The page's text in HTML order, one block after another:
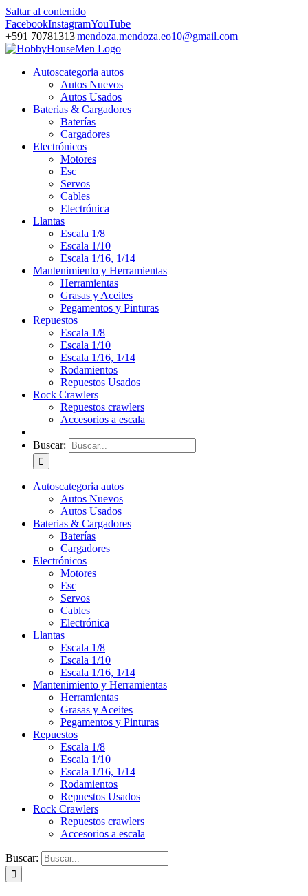
Saltar al contenido
FacebookInstagramYouTube
+591 70781313|mendoza.mendoza.eo10@gmail.com
Autoscategoria autos
Autos Nuevos
Autos Usados
Baterias & Cargadores
Baterías
Cargadores
Electrónicos
Motores
Esc
Servos
Cables
Electrónica
Llantas
Escala 1/8
Escala 1/10
Escala 1/16, 1/14
Mantenimiento y Herramientas
Herramientas
Grasas y Aceites
Pegamentos y Pinturas
Repuestos
Escala 1/8
Escala 1/10
Escala 1/16, 1/14
Rodamientos
Repuestos Usados
Rock Crawlers
Repuestos crawlers
Accesorios a escala
Buscar:
Autoscategoria autos
Autos Nuevos
Autos Usados
Baterias & Cargadores
Baterías
Cargadores
Electrónicos
Motores
Esc
Servos
Cables
Electrónica
Llantas
Escala 1/8
Escala 1/10
Escala 1/16, 1/14
Mantenimiento y Herramientas
Herramientas
Grasas y Aceites
Pegamentos y Pinturas
Repuestos
Escala 1/8
Escala 1/10
Escala 1/16, 1/14
Rodamientos
Repuestos Usados
Rock Crawlers
Repuestos crawlers
Accesorios a escala
Buscar: